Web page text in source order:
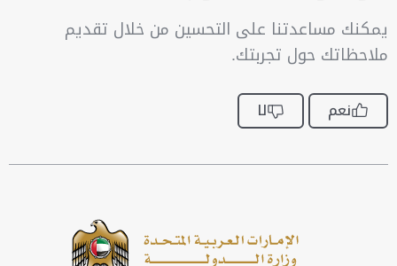
يمكنك مساعدتنا على التحسين من خلال تقديم
ملاحظاتك حول تجربتك.
نعم لا